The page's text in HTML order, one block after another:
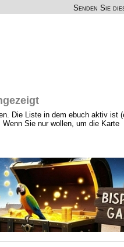
Senden Sie
Die Liste in dem ebuch aktiv ist
Sie nur wollen, um die Karte